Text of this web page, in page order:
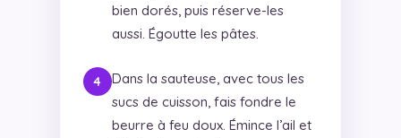
bien dorés, puis réserve-les
aussi. Égoutte les pâtes.
Dans la sauteuse, avec tous les
sucs de cuisson, fais fondre le
beurre à feu doux. Émince l’ail et